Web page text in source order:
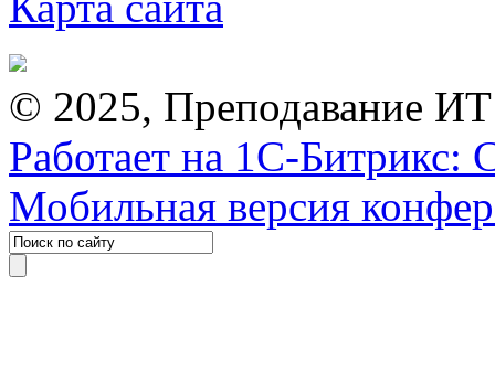
© 2025, Преподавание
Работает на 1С-Битрикс:
Мобильная версия